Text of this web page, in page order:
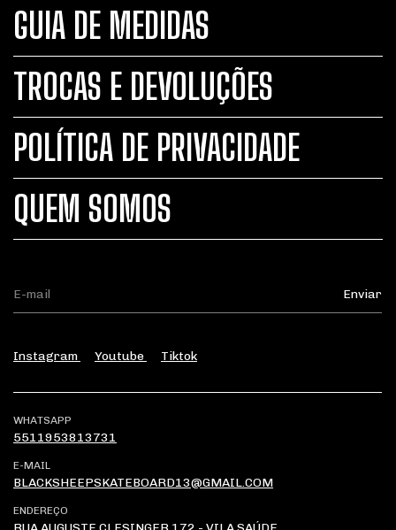
GUIA DE MEDIDAS
TROCAS E DEVOLUÇÕES
POLÍTICA DE PRIVACIDADE
QUEM SOMOS
Instagram Youtube Tiktok
WHATSAPP
5511953813731
E-MAIL
BLACKSHEEPSKATEBOARD13@GMAIL.COM
ENDEREÇO